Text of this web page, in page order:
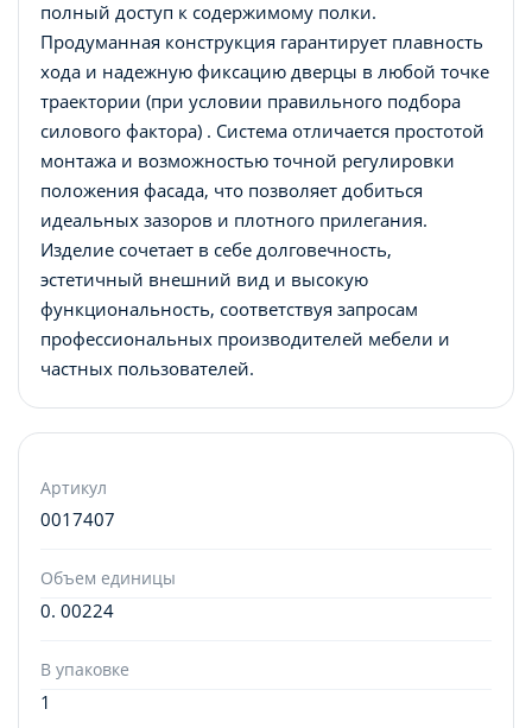
полный доступ к содержимому полки.
Продуманная конструкция гарантирует плавность
хода и надежную фиксацию дверцы в любой точке
траектории (при условии правильного подбора
силового фактора) . Система отличается простотой
монтажа и возможностью точной регулировки
положения фасада, что позволяет добиться
идеальных зазоров и плотного прилегания.
Изделие сочетает в себе долговечность,
эстетичный внешний вид и высокую
функциональность, соответствуя запросам
профессиональных производителей мебели и
частных пользователей.
Артикул
0017407
Объем единицы
0. 00224
В упаковке
1